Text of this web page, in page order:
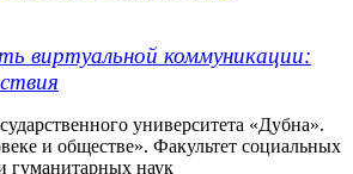
виртуальной коммуникации:
университета «Дубна».
и обществе». Факультет социальных
гуманитарных наук